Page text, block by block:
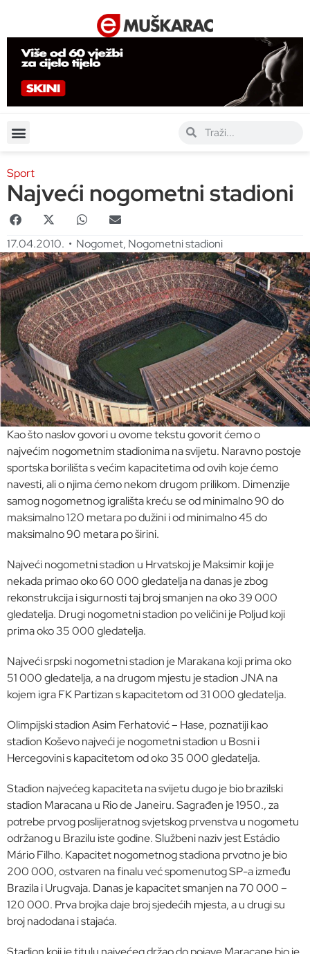
Sport
Najveći nogometni stadioni
17.04.2010. • Nogomet, Nogometni stadioni
Kao što naslov govori u ovome tekstu govorit ćemo o
najvećim nogometnim stadionima na svijetu. Naravno postoje
sportska borilišta s većim kapacitetima od ovih koje ćemo
navesti, ali o njima ćemo nekom drugom prilikom. Dimenzije
samog nogometnog igrališta kreću se od minimalno 90 do
maksimalno 120 metara po dužini i od minimalno 45 do
maksimalno 90 metara po širini.
Najveći nogometni stadion u Hrvatskoj je Maksimir koji je
nekada primao oko 60 000 gledatelja na danas je zbog
rekonstrukcija i sigurnosti taj broj smanjen na oko 39 000
gledatelja. Drugi nogometni stadion po veličini je Poljud koji
prima oko 35 000 gledatelja.
Najveći srpski nogometni stadion je Marakana koji prima oko
51 000 gledatelja, a na drugom mjestu je stadion JNA na
kojem igra FK Partizan s kapacitetom od 31 000 gledatelja.
Olimpijski stadion Asim Ferhatović – Hase, poznatiji kao
stadion Koševo najveći je nogometni stadion u Bosni i
Hercegovini s kapacitetom od oko 35 000 gledatelja.
Stadion najvećeg kapaciteta na svijetu dugo je bio brazilski
stadion Maracana u Rio de Janeiru. Sagrađen je 1950., za
potrebe prvog poslijeratnog svjetskog prvenstva u nogometu
održanog u Brazilu iste godine. Službeni naziv jest Estádio
Mário Filho. Kapacitet nogometnog stadiona prvotno je bio
200 000, ostvaren na finalu već spomenutog SP-a između
Brazila i Urugvaja. Danas je kapacitet smanjen na 70 000 –
120 000. Prva brojka daje broj sjedećih mjesta, a u drugi su
broj nadodana i stajaća.